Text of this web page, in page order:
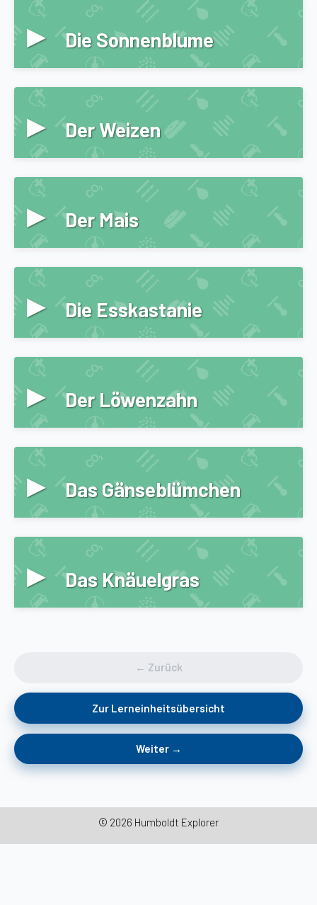
▸ Die Sonnenblume
▸ Der Weizen
▸ Der Mais
▸ Die Esskastanie
▸ Der Löwenzahn
▸ Das Gänseblümchen
▸ Das Knäuelgras
← Zurück
Zur Lerneinheitsübersicht
Weiter →
© 2026 Humboldt Explorer